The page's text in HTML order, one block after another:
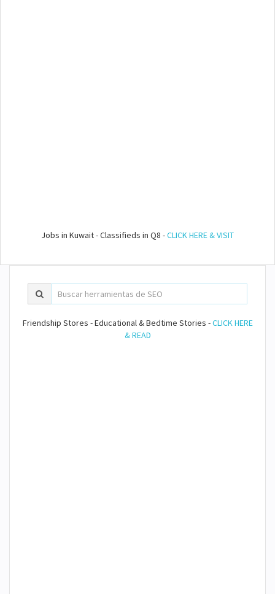
Jobs in Kuwait - Classifieds in Q8 -CLICK HERE & VISIT
Friendship Stores - Educational & Bedtime Stories -CLICK HERE
& READ